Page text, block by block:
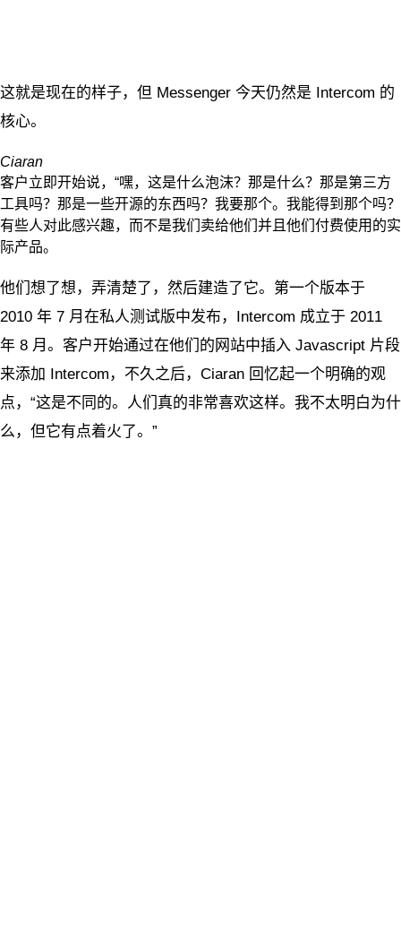
这就是现在的样子，但 Messenger 今天仍然是 Intercom 的
核心。
Ciaran
客户立即开始说，“嘿，这是什么泡沫？那是什么？那是第三方
工具吗？那是一些开源的东西吗？我要那个。我能得到那个吗？
有些人对此感兴趣，而不是我们卖给他们并且他们付费使用的实
际产品。
他们想了想，弄清楚了，然后建造了它。第一个版本于
2010 年 7 月在私人测试版中发布，Intercom 成立于 2011
年 8 月。客户开始通过在他们的网站中插入 Javascript 片段
来添加 Intercom，不久之后，Ciaran 回忆起一个明确的观
点，“这是不同的。人们真的非常喜欢这样。我不太明白为什
么，但它有点着火了。”